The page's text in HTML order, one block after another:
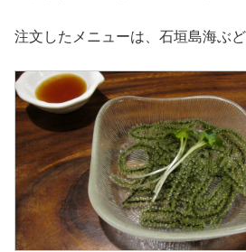
注文したメニューは、石垣島海ぶ